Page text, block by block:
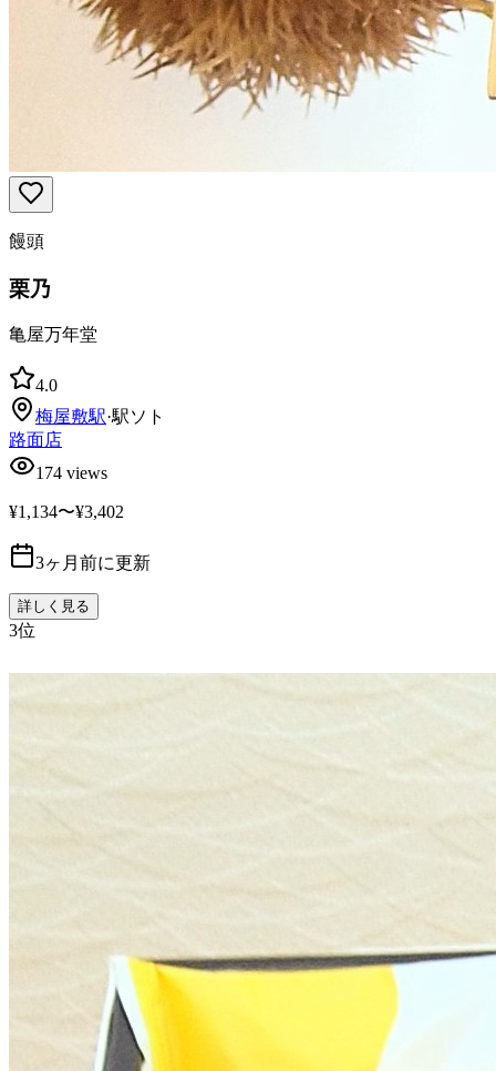
饅頭
栗乃
亀屋万年堂
4.0
梅屋敷駅·駅ソト
路面店
174 views
¥1,134〜¥3,402
3ヶ月前に更新
詳しく見る
3位